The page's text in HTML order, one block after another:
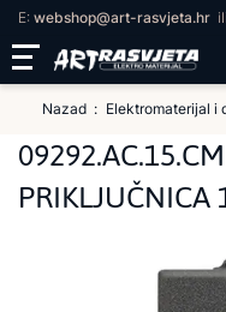
E: webshop@art-rasvjeta.hr ili
Nazad Elektromaterijal i